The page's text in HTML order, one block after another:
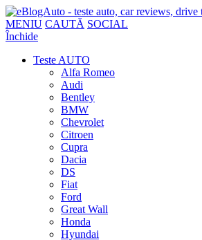
MENIU CAUTĂ SOCIAL
Închide
Teste AUTO
Alfa Romeo
Audi
Bentley
BMW
Chevrolet
Citroen
Cupra
Dacia
DS
Fiat
Ford
Great Wall
Honda
Hyundai